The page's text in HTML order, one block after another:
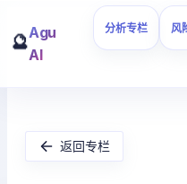
🔮
Agu
AI
分析专栏 风
返回专栏